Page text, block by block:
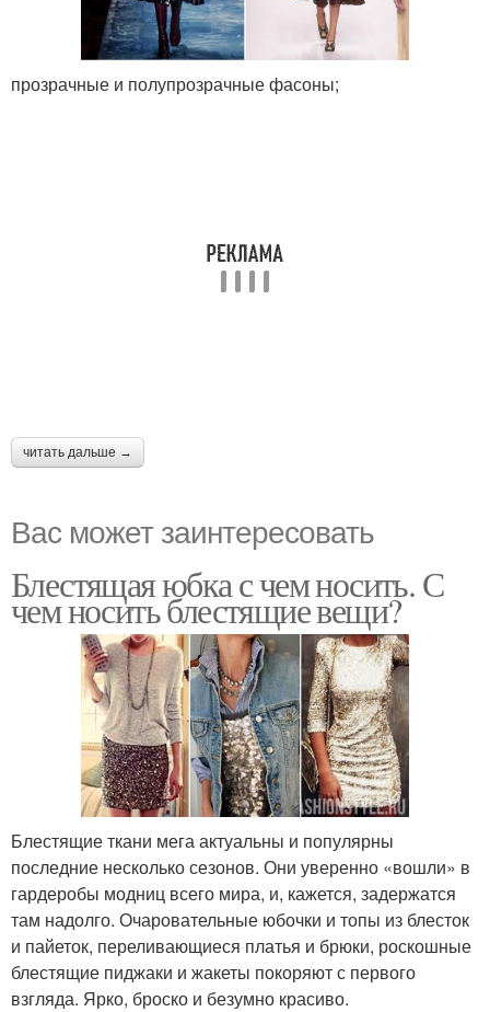
прозрачные и полупрозрачные фасоны;
читать дальше →
Вас может заинтересовать
Блестящая юбка с чем носить. С
чем носить блестящие вещи?
Блестящие ткани мега актуальны и популярны
последние несколько сезонов. Они уверенно «вошли» в
гардеробы модниц всего мира, и, кажется, задержатся
там надолго. Очаровательные юбочки и топы из блесток
и пайеток, переливающиеся платья и брюки, роскошные
блестящие пиджаки и жакеты покоряют с первого
взгляда. Ярко, броско и безумно красиво.